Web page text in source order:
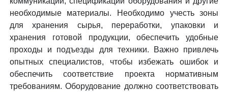
необходимые материалы. Необходимо учесть зоны
для хранения сырья, переработки, упаковки и
хранения готовой продукции, обеспечить удобные
проходы и подъезды для техники. Важно привлечь
опытных специалистов, чтобы избежать ошибок и
обеспечить соответствие проекта нормативным
требованиям. Оборудование должно соответствовать